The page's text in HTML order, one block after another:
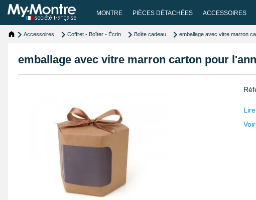
MONTRE PIÈCES DÉTACHÉES ACCESSOIRES
Accessoires Coffret - Boîter - Écrin Boîte cadeau emballage avec vitre marron
emballage avec vitre marron carton pour